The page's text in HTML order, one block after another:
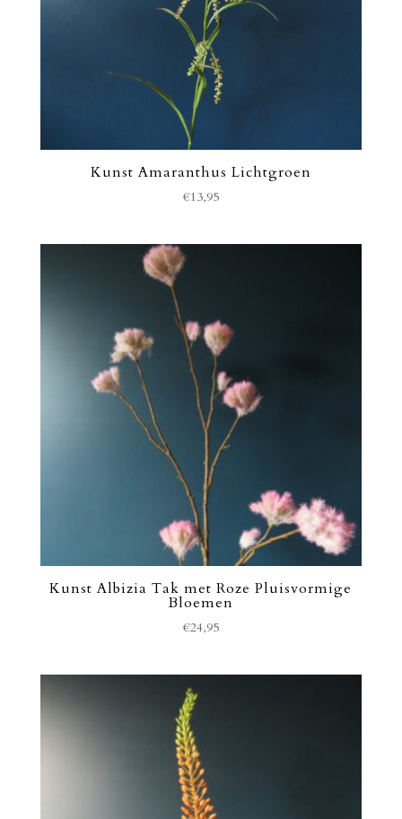
Kunst Amaranthus Lichtgroen
€13,95
Kunst Albizia Tak met Roze Pluisvormige
Bloemen
€24,95